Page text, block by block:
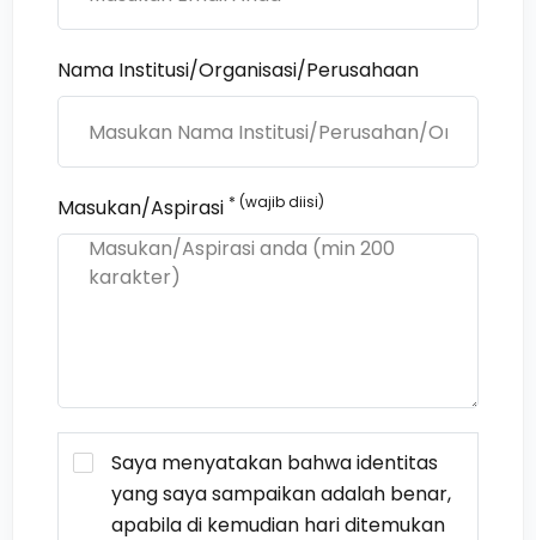
Nama Institusi/Organisasi/Perusahaan
Masukan/Aspirasi * (wajib diisi)
Saya menyatakan bahwa identitas
yang saya sampaikan adalah benar,
apabila di kemudian hari ditemukan